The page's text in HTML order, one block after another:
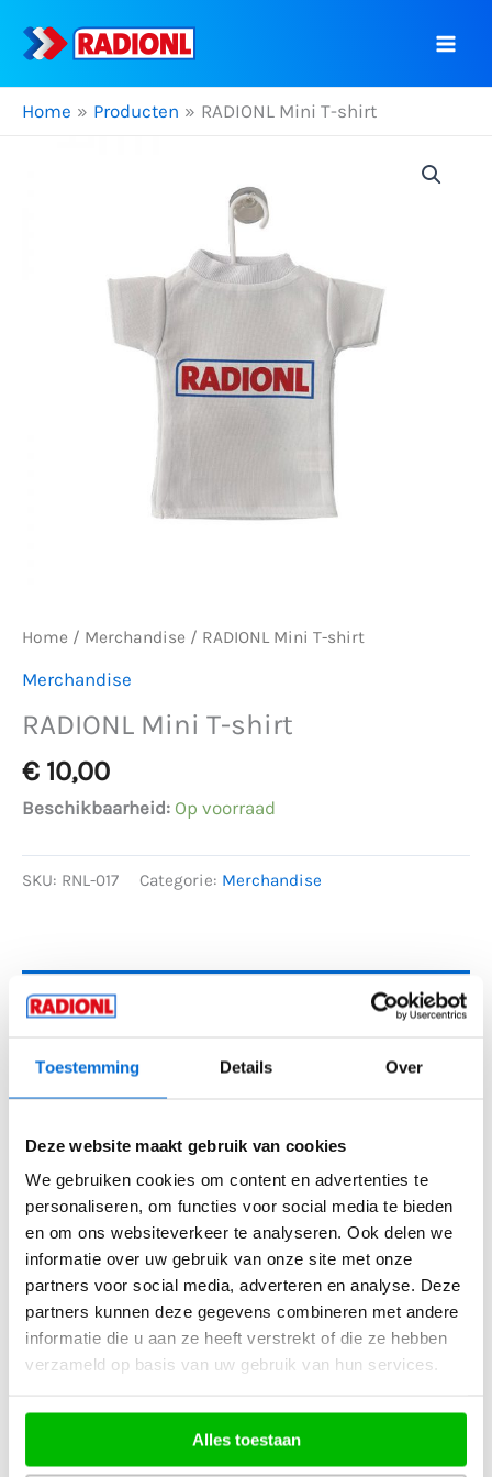
Toestemming Details Over
Deze website maakt gebruik van cookies
We gebruiken cookies om content en advertenties te
personaliseren, om functies voor social media te bieden
en om ons websiteverkeer te analyseren. Ook delen we
informatie over uw gebruik van onze site met onze
partners voor social media, adverteren en analyse. Deze
partners kunnen deze gegevens combineren met andere
informatie die u aan ze heeft verstrekt of die ze hebben
verzameld op basis van uw gebruik van hun services.
Alles toestaan
naar
inhoud
Home Producten RADIONL Mini T-shirt
Home / Merchandise / RADIONL Mini T-shirt
Merchandise
RADIONL Mini T-shirt
€ 10,00
Beschikbaarheid: Op voorraad
SKU: RNL-017 Categorie: Merchandise
Beschrijving
Het officiële RADIONL mini t-shirt voor in de auto!
Gerelateerde producten